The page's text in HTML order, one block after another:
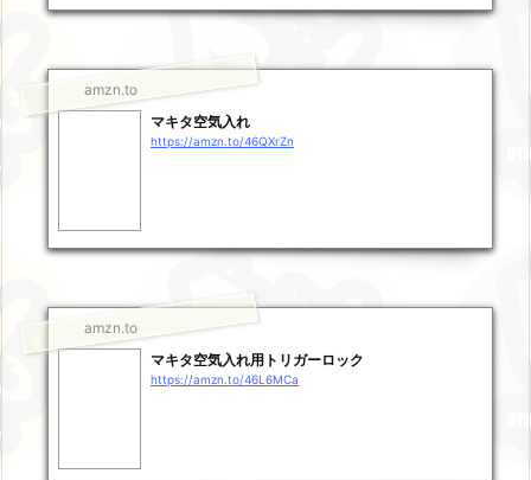
amzn.to
マキタ空気入れ
https://amzn.to/46QXrZn
amzn.to
マキタ空気入れ用トリガーロック
https://amzn.to/46L6MCa